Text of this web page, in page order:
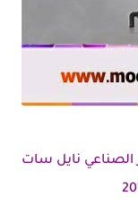
الصناعي نايل سات